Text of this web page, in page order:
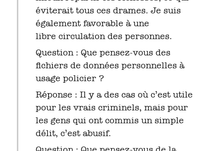
éviterait tous ces drames. Je suis
également favorable à une
libre circulation des personnes.
Question : Que pensez-vous des
fichiers de données personnelles à
usage policier ?
Réponse : Il y a des cas où c’est utile
pour les vrais criminels, mais pour
les gens qui ont commis un simple
délit, c’est abusif.